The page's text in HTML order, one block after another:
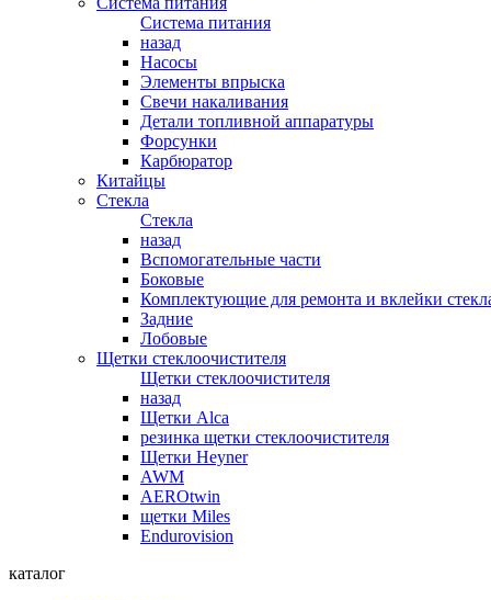
Система питания
назад
Насосы
Элементы впрыска
Свечи накаливания
Детали топливной аппаратуры
Форсунки
Карбюратор
Китайцы
Стекла
Стекла
назад
Вспомогательные части
Боковые
Комплектующие для ремонта и вклейки
Задние
Лобовые
Щетки стеклоочистителя
Щетки стеклоочистителя
назад
Щетки Alca
резинка щетки стеклоочистителя
Щетки Heyner
AWM
AEROtwin
щетки Miles
Endurovision
каталог